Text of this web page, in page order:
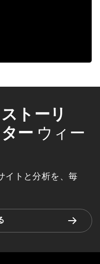
トーリ
ー ウィー
イトと分析を、毎